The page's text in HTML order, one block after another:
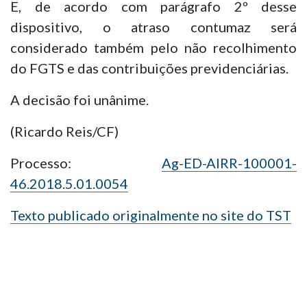
E, de acordo com parágrafo 2º desse
dispositivo, o atraso contumaz será
considerado também pelo não recolhimento
do FGTS e das contribuições previdenciárias.
A decisão foi unânime.
(Ricardo Reis/CF)
Processo: Ag-ED-AIRR-100001-
46.2018.5.01.0054
Texto publicado originalmente no site do TST